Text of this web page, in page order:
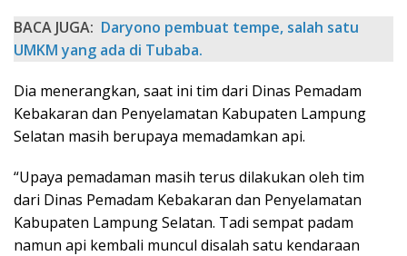
BACA JUGA: Daryono pembuat tempe, salah satu
UMKM yang ada di Tubaba.
Dia menerangkan, saat ini tim dari Dinas Pemadam
Kebakaran dan Penyelamatan Kabupaten Lampung
Selatan masih berupaya memadamkan api.
“Upaya pemadaman masih terus dilakukan oleh tim
dari Dinas Pemadam Kebakaran dan Penyelamatan
Kabupaten Lampung Selatan. Tadi sempat padam
namun api kembali muncul disalah satu kendaraan